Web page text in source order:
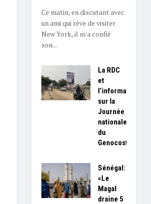
Ce matin, en discutant avec
un ami qui rêve de visiter
New York, il m'a confié
son...
La RDC
et
l’information
sur la
Journée
nationale
du
Genocost
Sénégal:
«Le
Magal
draine 5